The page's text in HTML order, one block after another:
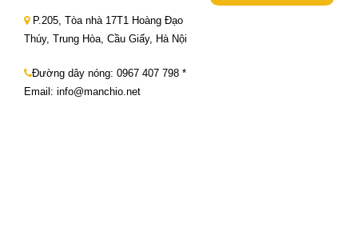
P.205, Tòa nhà 17T1 Hoàng Đạo
Thúy, Trung Hòa, Cầu Giấy, Hà Nội
Đường dây nóng: 0967 407 798 *
Email: info@manchio.net